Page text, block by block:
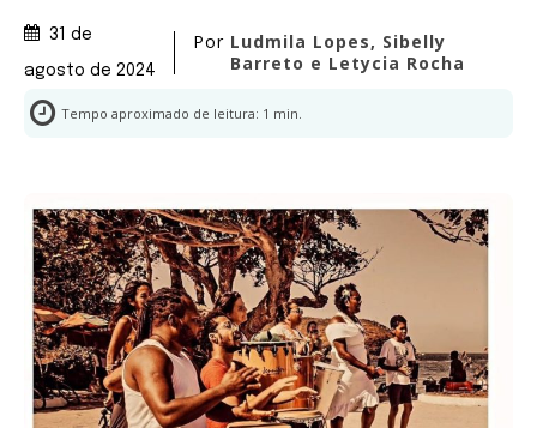
31 de
agosto de 2024
Por Ludmila Lopes, Sibelly
Barreto e Letycia Rocha
Tempo aproximado de leitura: 1 min.